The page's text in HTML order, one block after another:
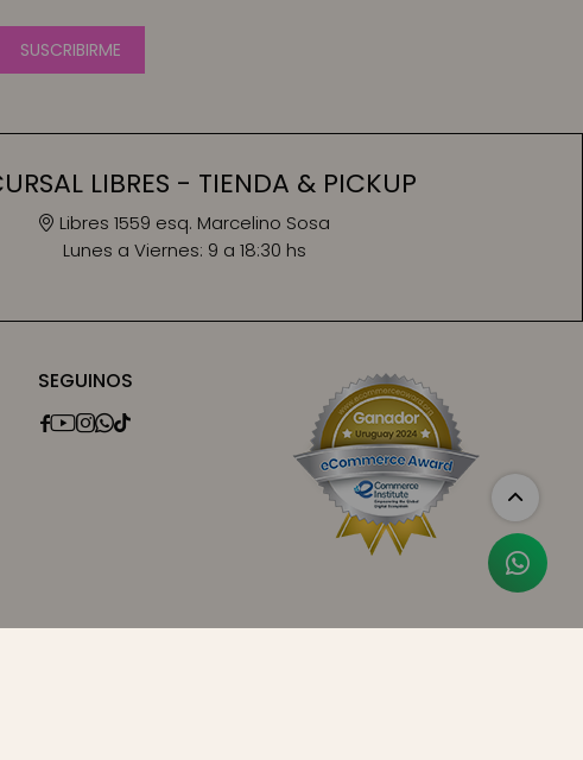
SEGUINOS

SUSCRIBIRME
LIBRES - TIENDA & PICKUP
Libres 1559 esq. Marcelino Sosa
Lunes a Viernes: 9 a 18:30 hs